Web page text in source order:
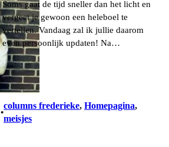
Soms gaat de tijd sneller dan het licht en
vergeet je gewoon een heleboel te
vertellen. Vandaag zal ik jullie daarom
even persoonlijk updaten! Na…
•
columns frederieke, Homepagina
meisjes